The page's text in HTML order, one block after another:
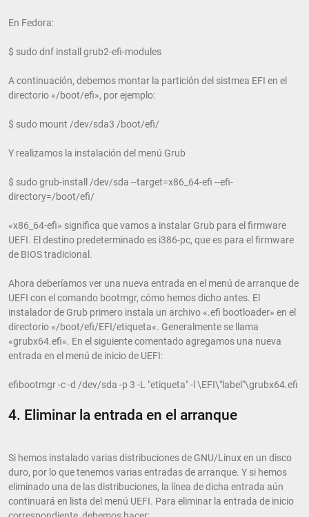
En Fedora:
$ sudo dnf install grub2-efi-modules
A continuación, debemos montar la partición del sistmea EFI en el
directorio «/boot/efi», por ejemplo:
$ sudo mount /dev/sda3 /boot/efi/
Y realizamos la instalación del menú Grub
$ sudo grub-install /dev/sda --target=x86_64-efi --efi-
directory=/boot/efi/
«x86_64-efi» significa que vamos a instalar Grub para el firmware
UEFI. El destino predeterminado es i386-pc, que es para el firmware
de BIOS tradicional.
Ahora deberíamos ver una nueva entrada en el menú de arranque de
UEFI con el comando bootmgr, cómo hemos dicho antes. El
instalador de Grub primero instala un archivo «.efi bootloader» en el
directorio «/boot/efi/EFI/etiqueta«. Generalmente se llama
«grubx64.efi«. En el siguiente comentado agregamos una nueva
entrada en el menú de inicio de UEFI:
efibootmgr -c -d /dev/sda -p 3 -L "etiqueta" -l \EFI\"label"\grubx64.efi
4. Eliminar la entrada en el arranque
Si hemos instalado varias distribuciones de GNU/Linux en un disco
duro, por lo que tenemos varias entradas de arranque. Y si hemos
eliminado una de las distribuciones, la línea de dicha entrada aún
continuará en lista del menú UEFI. Para eliminar la entrada de inicio